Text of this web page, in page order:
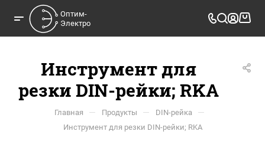
Оптим-
Электро
Инструмент для
резки DIN-рейки; RKA
Главная — Продукты — DIN-рейка —
Инструмент для резки DIN-рейки; RKA